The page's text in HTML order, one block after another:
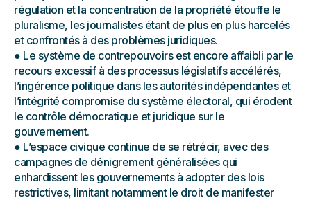
régulation et la concentration de la propriété étouffe le
pluralisme, les journalistes étant de plus en plus harcelés
et confrontés à des problèmes juridiques.
● Le système de contrepouvoirs est encore affaibli par le
recours excessif à des processus législatifs accélérés,
l’ingérence politique dans les autorités indépendantes et
l’intégrité compromise du système électoral, qui érodent
le contrôle démocratique et juridique sur le
gouvernement.
● L’espace civique continue de se rétrécir, avec des
campagnes de dénigrement généralisées qui
enhardissent les gouvernements à adopter des lois
restrictives, limitant notamment le droit de manifester